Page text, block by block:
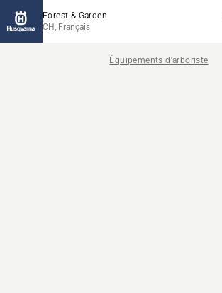
Forest & Garden
CH, Français
Équipements d'arboriste